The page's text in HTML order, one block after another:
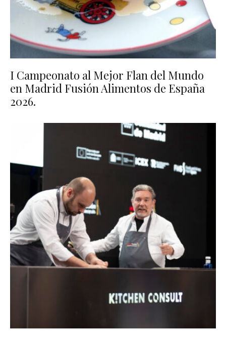
I Campeonato al Mejor Flan del Mundo
en Madrid Fusión Alimentos de España
2026.